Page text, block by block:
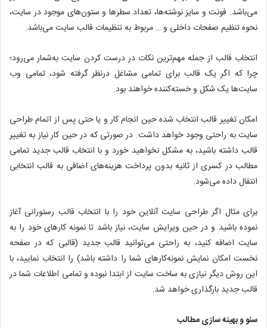
می‌باشد. فونت و سایز نوشته‌ها، تعداد سطرها و ستون‌های موجود در سایت،
نحوه تنظیم صفحات داخلی و … مربوط به تنظیمات قالب سایت می‌باشد.
انتخاب قالب از جمله مهم‌ترین نکات در درست کردن سایت به‌شمار می‌رود؛
چرا که اگر یک قالب برای تمامی مشاغل درنظر گرفته شود، تمامی وب
سایت‌ها یک شکل و خسته‌کننده خواهند بود.
امکان تغییر قالب انتخاب شده حین انجام کار و یا حتی پس از اتمام طراحی
سایت به راحتی وجود خواهد داشت. در صورتی که در حین کار نیاز به تغییر
قالب داشته باشید، به مشکل نخواهید خورد و با انتخاب قالب جدید تمامی
مطالب در کسری از ثانیه بدون پرداخت هزینه‌های اضافی به قالب انتخابی
انتقال داده می‌شود.
برای مثال اگر طراحی سایت آنلاین خود را با انتخاب قالب رستورانی آغاز
نموده باشید و در حین ویرایش سایت، نیاز باشد تا نمونه کارهای خود را به
سایت اضافه کنید، به راحتی می‌توانید قالب جدید (قالبی که در صفحه
نخست امکان نمایش نمونه‌کارهای شما را داشته باشد) را انتخاب نمایید، با
این روش دیگر نیازی به ساخت سایت از ابتدا نبوده و تمامی اطلاعات شما در
قالب جدید بارگذاری خواهد شد.
سئو و بهینه سازی مطالب